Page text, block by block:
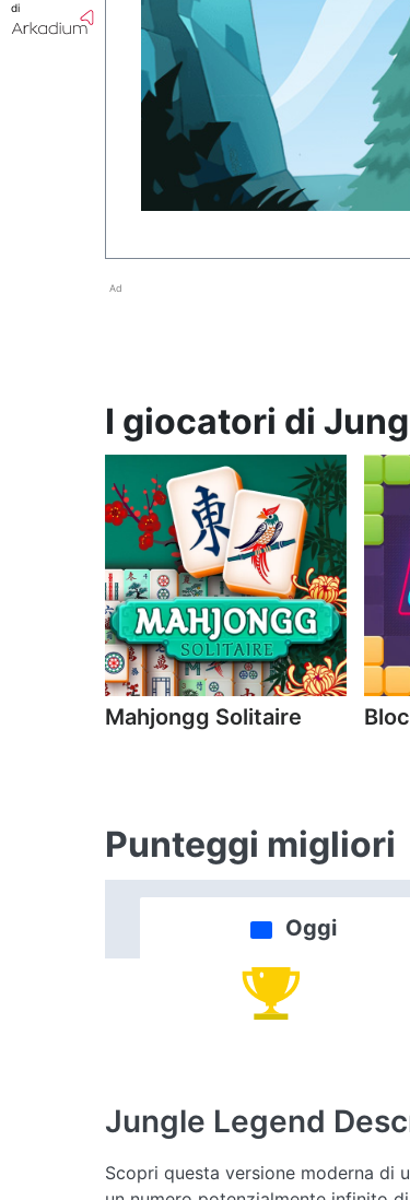
di
Ad
I giocatori di
Mahjongg Solitaire
Punteggi migliori
Oggi
Jungle Legend
Scopri questa versione moderna di